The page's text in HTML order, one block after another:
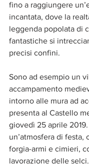
fino a raggiungere
incantata, dove la
leggenda popolata di
fantastiche si
precisi confini.
Sono ad esempio un
accampamento
intorno alle mura ad
presenta al Castello
giovedì 25 aprile
un’atmosfera di festa,
forgia-armi e cimieri,
lavorazione delle